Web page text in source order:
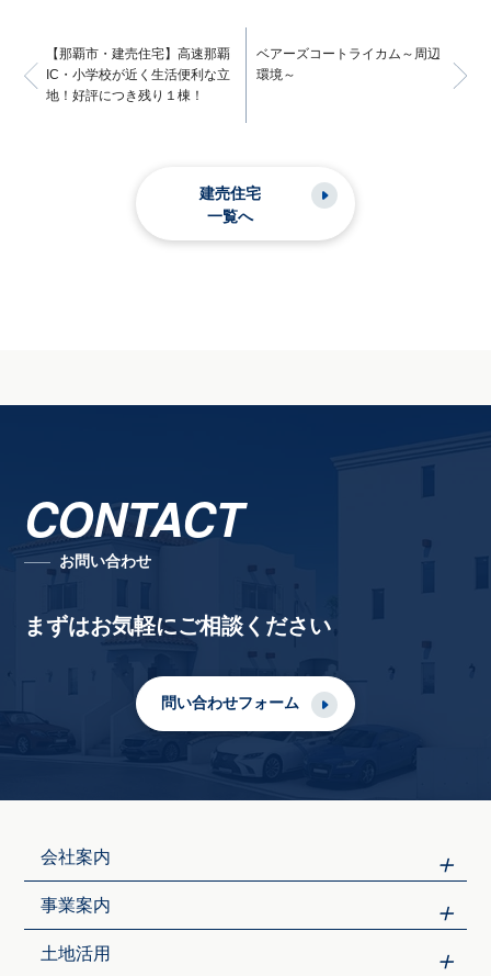
【那覇市・建売住宅】高速那覇
IC・小学校が近く生活便利な立
地！好評につき残り１棟！
ベアーズコートライカム～周辺
環境～
建売住宅
一覧へ
CONTACT
お問い合わせ
まずはお気軽にご相談ください
問い合わせフォーム
会社案内
事業案内
土地活用